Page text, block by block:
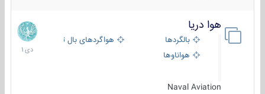
هوا دریا
بالگردها
هواگردهای بال ثابت
هواناوها
Naval Aviation
12
دی
1401